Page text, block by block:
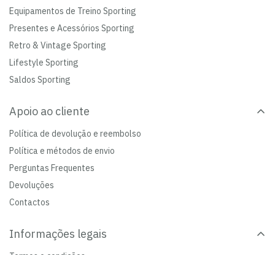
Equipamentos de Treino Sporting
Presentes e Acessórios Sporting
Retro & Vintage Sporting
Lifestyle Sporting
Saldos Sporting
Apoio ao cliente
Política de devolução e reembolso
Política e métodos de envio
Perguntas Frequentes
Devoluções
Contactos
Informações legais